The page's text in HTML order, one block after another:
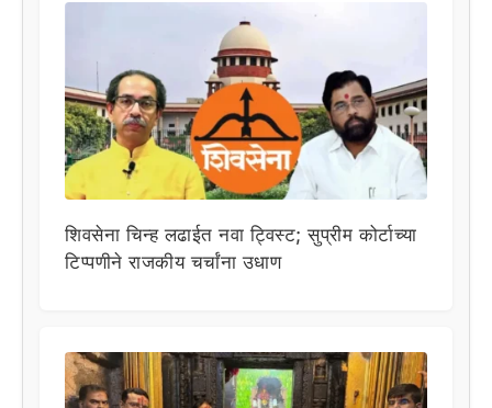
शिवसेना चिन्ह लढाईत नवा ट्विस्ट; सुप्रीम कोर्टाच्या
टिप्पणीने राजकीय चर्चांना उधाण